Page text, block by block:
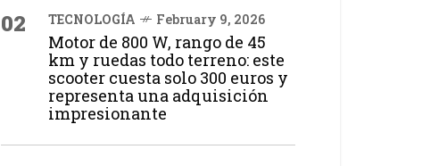
02 TECNOLOGÍA February 9, 2026
Motor de 800 W, rango de 45
km y ruedas todo terreno: este
scooter cuesta solo 300 euros y
representa una adquisición
impresionante